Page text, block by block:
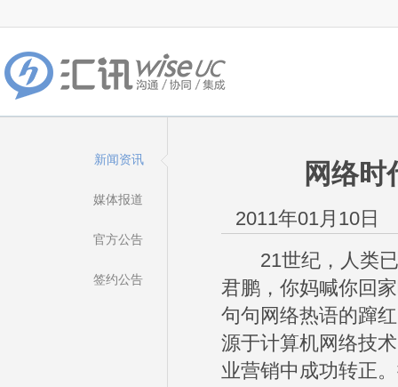
新闻资讯
媒体报道
官方公告
签约公告
网络时
2011年01月10日
21世纪，人类已
君鹏，你妈喊你回家
句句网络热语的蹿
源于计算机网络技
业营销中成功转正